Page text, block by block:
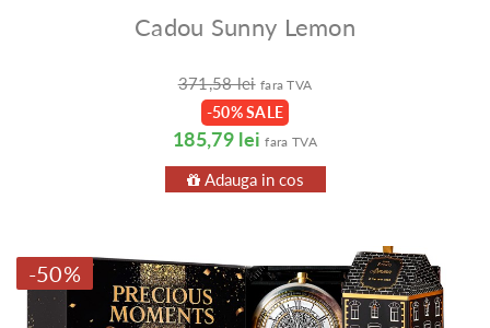
Cadou Sunny Lemon
371,58 lei fara TVA
-50% SALE
185,79 lei fara TVA
Adauga in cos
-50%